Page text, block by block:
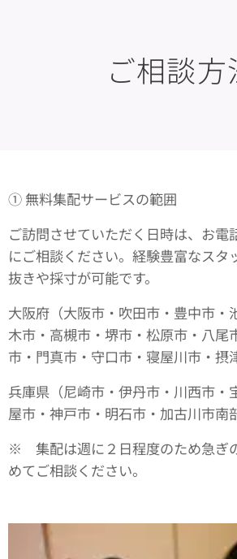
ご相談方
① 無料集配サービスの範囲
ご訪問させていただく日時は、お電
にご相談ください。経験豊富なスタ
抜きや採寸が可能です。
大阪府（大阪市・吹田市・豊中市・
木市・高槻市・堺市・松原市・八尾
市・門真市・守口市・寝屋川市・摂
兵庫県（尼崎市・伊丹市・川西市・
屋市・神戸市・明石市・加古川市南
※ 集配は週に２日程度のため急ぎ
めてご相談ください。